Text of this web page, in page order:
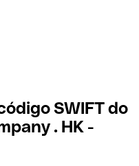
SWIFT do
. HK -